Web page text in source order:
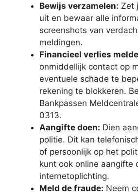
Bewijs verzamelen: Zet
uit en bewaar alle
screenshots van
meldingen.
Financieel verlies
onmiddellijk contact op
eventuele schade te
rekening te blokkeren.
Bankpassen
0313.
Aangifte doen: Dien
politie. Dit kan
of persoonlijk op het
kunt ook online aangifte
internetoplichting.
Meld de fraude: Neem